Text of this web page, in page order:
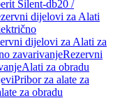
Silent-db20 /
dijelovi za Alati
dijelovi za Alati za
zavarivanjeRezervni
Alati za obradu
Pribor za alate za
za obradu